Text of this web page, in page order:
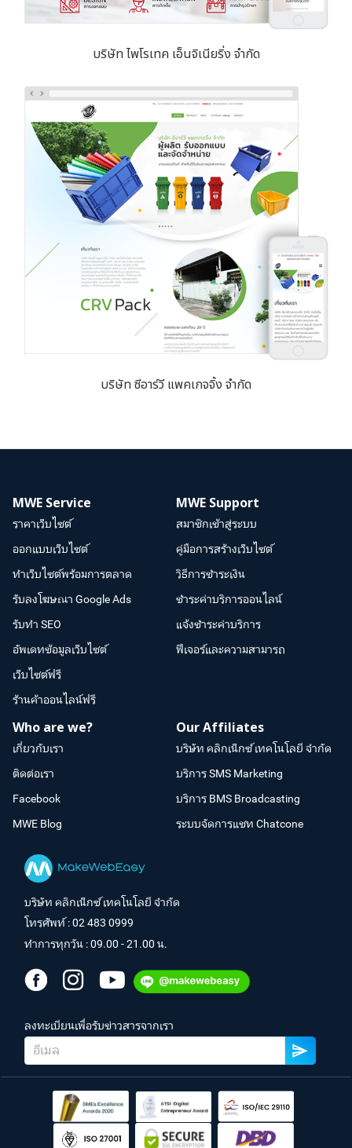
บริษัท ไพโรเทค เอ็นจิเนียริ่ง จำกัด
บริษัท ซีอาร์วี แพคเกจจิ้ง จำกัด
MWE Service
ราคาเว็บไซต์
ออกแบบเว็บไซต์
ทำเว็บไซต์พร้อมการตลาด
รับลงโฆษณา Google Ads
รับทำ SEO
อัพเดทข้อมูลเว็บไซต์
เว็บไซต์ฟรี
ร้านค้าออนไลน์ฟรี
MWE Support
สมาชิกเข้าสู่ระบบ
คู่มือการสร้างเว็บไซต์
วิธีการชำระเงิน
ชำระค่าบริการออนไลน์
แจ้งชำระค่าบริการ
ฟีเจอร์และความสามารถ
Who are we?
เกี่ยวกับเรา
ติดต่อเรา
Facebook
MWE Blog
Our Affiliates
บริษัท คลิกเน็กซ์ เทคโนโลยี จำกัด
บริการ SMS Marketing
บริการ BMS Broadcasting
ระบบจัดการแชท Chatcone
บริษัท คลิกเน็กซ์ เทคโนโลยี จำกัด
โทรศัพท์ :02 483 0999
ทำการทุกวัน : 09.00 - 21.00 น.
ลงทะเบียนเพื่อรับข่าวสารจากเรา